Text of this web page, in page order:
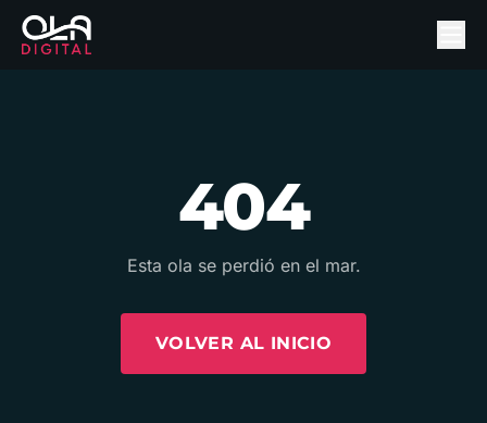
404
Esta ola se perdió en el mar.
VOLVER AL INICIO